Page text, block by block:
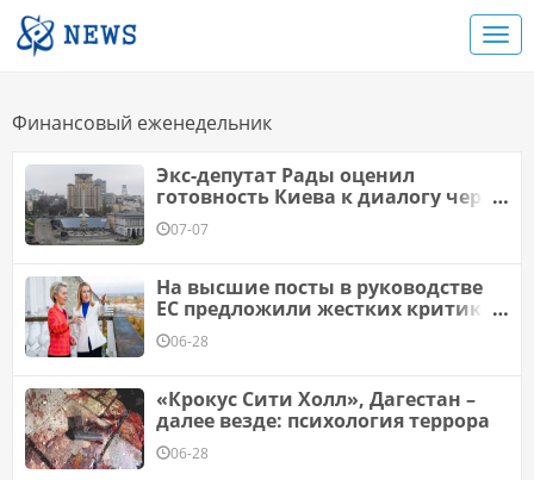
Финансовый еженедельник
Экс-депутат Рады оценил
готовность Киева к диалогу через
посредников
07-07
На высшие посты в руководстве
ЕС предложили жестких критиков
путинской России
06-28
«Крокус Сити Холл», Дагестан –
далее везде: психология террора
06-28